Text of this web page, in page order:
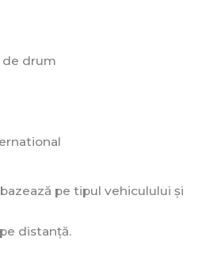
drum
pe tipul vehiculului și
distanță.